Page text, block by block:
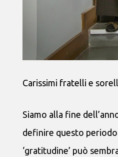
Carissimi fratelli e
Siamo alla fine
definire questo periodo
‘gratitudine’ può